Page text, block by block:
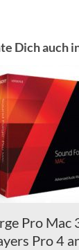
Dich auch
Pro Mac
Pro 4